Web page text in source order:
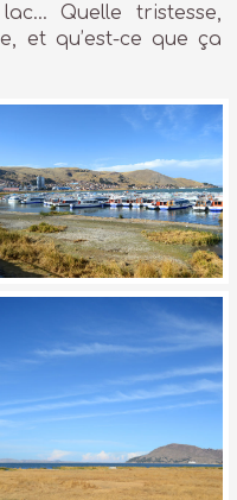
Quelle tristesse,
et qu’est-ce que ça